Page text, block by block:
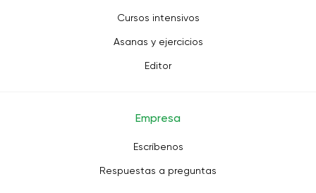
Cursos intensivos
Asanas y ejercicios
Editor
Empresa
Escríbenos
Respuestas a preguntas